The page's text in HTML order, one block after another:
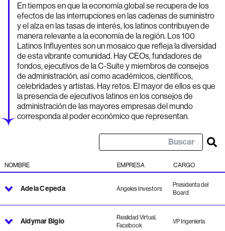
En tiempos en que la economía global se recupera de los
efectos de las interrupciones en las cadenas de suministro
y el alza en las tasas de interés, los latinos contribuyen de
manera relevante a la economía de la región. Los 100
Latinos Influyentes son un mosaico que refleja la diversidad
de esta vibrante comunidad. Hay CEOs, fundadores de
fondos, ejecutivos de la C-Suite y miembros de consejos
de administración, así como académicos, científicos,
celebridades y artistas. Hay retos. El mayor de ellos es que
la presencia de ejecutivos latinos en los consejos de
administración de las mayores empresas del mundo
corresponda al poder económico que representan.
NOMBRE EMPRESA CARGO
Adela Cepeda Angeles Investors
Presidenta del
Board
Aidymar Bigio
Realidad Virtual,
Facebook
VP Ingeniería